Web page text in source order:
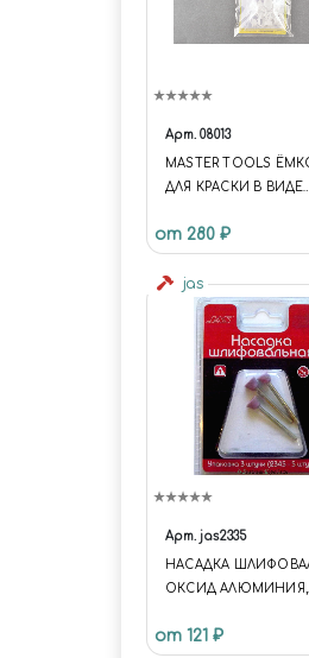
Арт. 08013
MASTER TOOLS
ДЛЯ КРАСКИ В ВИДЕ
НАБОРЕ)
от 280 ₽
jas
Арт. jas2335
НАСАДКА
ОКСИД АЛЮМИНИЯ,
ММ, В БЛИСТЕРЕ, 3
от 121 ₽